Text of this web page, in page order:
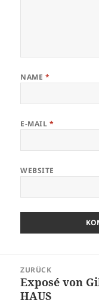
NAME *
E-MAIL *
WEBSITE
Navigation
ZURÜCK
Vorheriger
Beitrag:
Exposé von
HAUS